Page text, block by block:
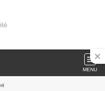
MENU